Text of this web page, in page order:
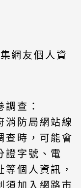
網友個人資
查：
消防局網站線
查時，可能會
證字號、電
個人資訊，
須加入網路市